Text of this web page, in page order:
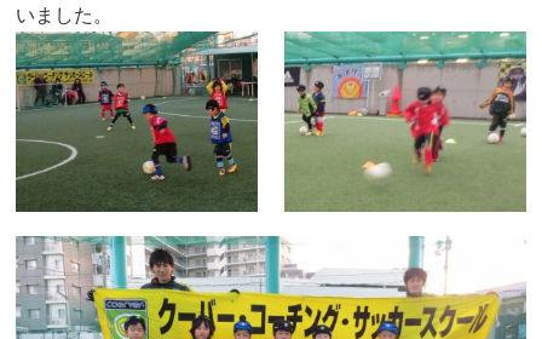
いました。